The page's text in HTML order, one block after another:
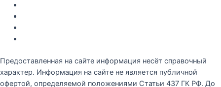
Предоставленная на сайте информация несёт справочный
характер. Информация на сайте не является публичной
офертой, определяемой положениями Статьи 437 ГК РФ. До